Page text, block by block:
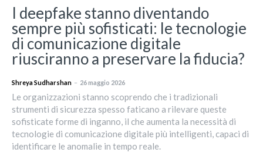
I deepfake stanno diventando
sempre più sofisticati: le tecnologie
di comunicazione digitale
riusciranno a preservare la fiducia?
Shreya Sudharshan – 26 maggio 2026
Le organizzazioni stanno scoprendo che i tradizionali
strumenti di sicurezza spesso faticano a rilevare queste
sofisticate forme di inganno, il che aumenta la necessità di
tecnologie di comunicazione digitale più intelligenti, capaci di
identificare le anomalie in tempo reale.